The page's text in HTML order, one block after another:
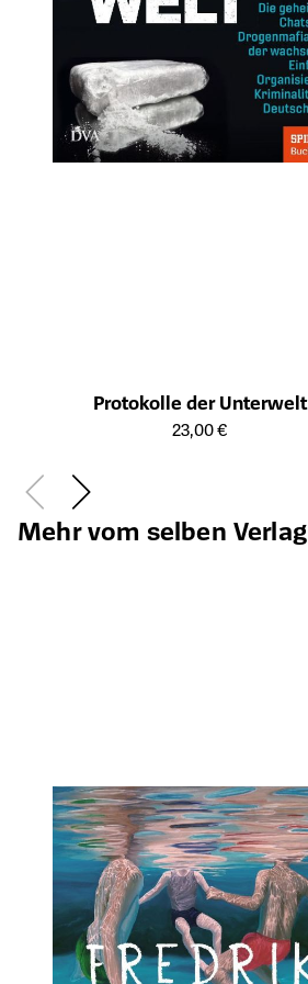
Protokolle der Unterwelt
Öffnet die Detailseite des Produkts
23,00 €
Mehr vom selben Verlag